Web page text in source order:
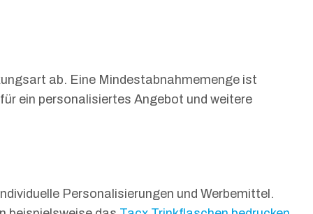
ab. Eine Mindestabnahmemenge ist
ein personalisiertes Angebot und weitere
Personalisierungen und Werbemittel.